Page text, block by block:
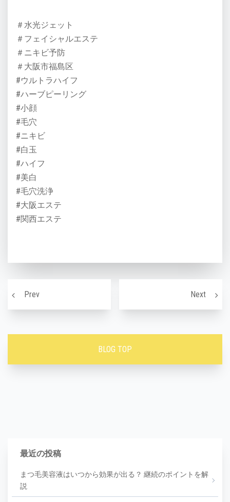
＃水光ジェット
＃フェイシャルエステ
＃ニキビ予防
＃大阪市福島区
#ウルトラハイフ
#ハーブピーリング
#小顔
#毛穴
#ニキビ
#白玉
#ハイフ
#美白
#毛穴洗浄
#大阪エステ
#関西エステ
Prev
顔の毛穴の原因〜 Next食べ
BLOG TOP
最近の投稿
まつ毛美容液はいつから効果が出る？ 継続のポイントを解
説